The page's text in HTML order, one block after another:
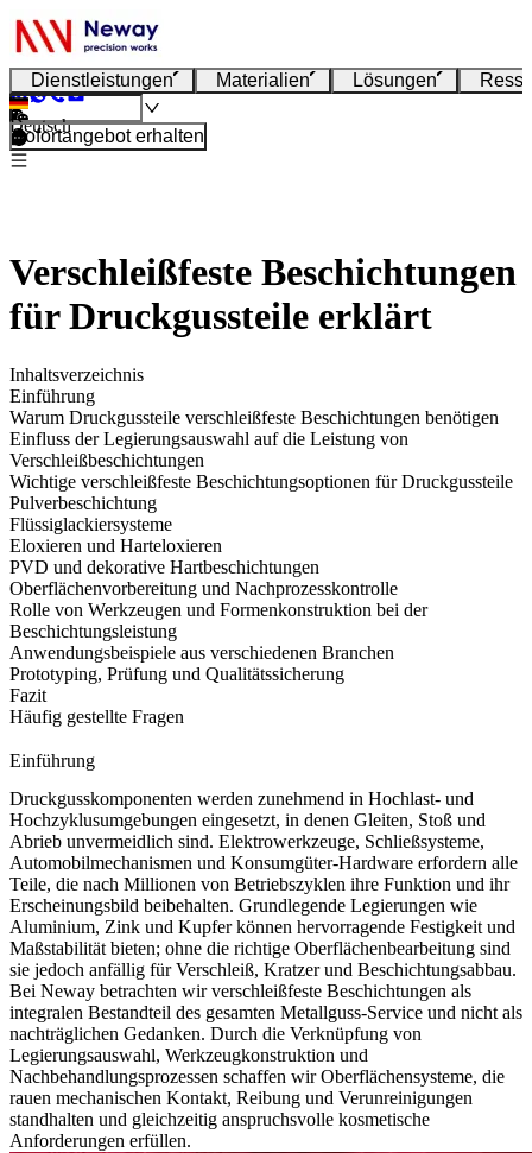
Dienstleistungen Materialien Lösungen
Deutsch
Sofortangebot erhalten
Verschleißfeste Beschichtungen
für Druckgussteile erklärt
Inhaltsverzeichnis
Einführung
Warum Druckgussteile verschleißfeste Beschichtungen benötigen
Einfluss der Legierungsauswahl auf die Leistung von
Verschleißbeschichtungen
Wichtige verschleißfeste Beschichtungsoptionen für Druckgussteile
Pulverbeschichtung
Flüssiglackiersysteme
Eloxieren und Harteloxieren
PVD und dekorative Hartbeschichtungen
Oberflächenvorbereitung und Nachprozesskontrolle
Rolle von Werkzeugen und Formenkonstruktion bei der
Beschichtungsleistung
Anwendungsbeispiele aus verschiedenen Branchen
Prototyping, Prüfung und Qualitätssicherung
Fazit
Häufig gestellte Fragen
Einführung
Druckgusskomponenten werden zunehmend in Hochlast- und
Hochzyklusumgebungen eingesetzt, in denen Gleiten, Stoß und
Abrieb unvermeidlich sind. Elektrowerkzeuge, Schließsysteme,
Automobilmechanismen und Konsumgüter-Hardware erfordern alle
Teile, die nach Millionen von Betriebszyklen ihre Funktion und ihr
Erscheinungsbild beibehalten. Grundlegende Legierungen wie
Aluminium, Zink und Kupfer können hervorragende Festigkeit und
Maßstabilität bieten; ohne die richtige Oberflächenbearbeitung sind
sie jedoch anfällig für Verschleiß, Kratzer und Beschichtungsabbau.
Bei Neway betrachten wir verschleißfeste Beschichtungen als
integralen Bestandteil des gesamten Metallguss-Service und nicht als
nachträglichen Gedanken. Durch die Verknüpfung von
Legierungsauswahl, Werkzeugkonstruktion und
Nachbehandlungsprozessen schaffen wir Oberflächensysteme, die
rauen mechanischen Kontakt, Reibung und Verunreinigungen
standhalten und gleichzeitig anspruchsvolle kosmetische
Anforderungen erfüllen.